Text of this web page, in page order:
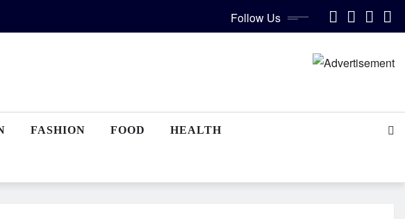
Follow Us
FASHION FOOD HEALTH